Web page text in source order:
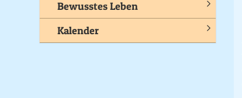
Bewusstes Leben
Kalender